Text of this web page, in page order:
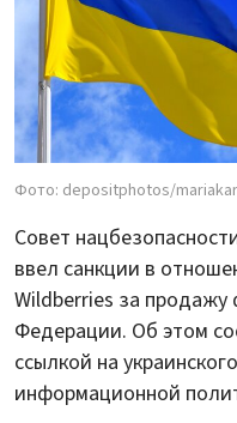
Фото: depositphotos/
Совет
ввел санкции в
Wildberries за
Федерации. Об этом
ссылкой на
информационной